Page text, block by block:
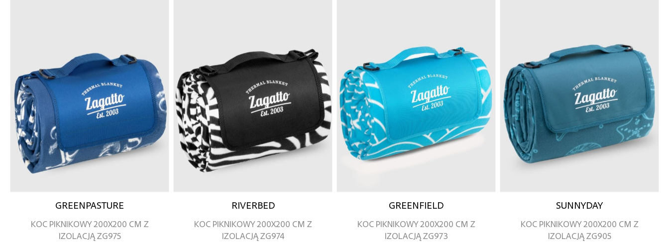
GREENPASTURE
KOC PIKNIKOWY 200X200 CM Z
IZOLACJĄ ZG975
RIVERBED
KOC PIKNIKOWY 200X200 CM Z
IZOLACJĄ ZG974
GREENFIELD
KOC PIKNIKOWY 200X200 CM Z
IZOLACJĄ ZG973
SUNNYDAY
KOC PIKNIKOWY 200X200 CM Z
IZOLACJĄ ZG905